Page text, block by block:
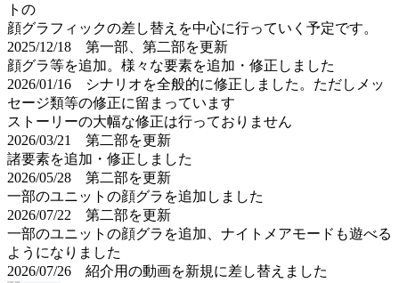
トの
顔グラフィックの差し替えを中心に行っていく予定です。
2025/12/18 第一部、第二部を更新
顔グラ等を追加。様々な要素を追加・修正しました
2026/01/16 シナリオを全般的に修正しました。ただしメッ
セージ類等の修正に留まっています
ストーリーの大幅な修正は行っておりません
2026/03/21 第二部を更新
諸要素を追加・修正しました
2026/05/28 第二部を更新
一部のユニットの顔グラを追加しました
2026/07/22 第二部を更新
一部のユニットの顔グラを追加、ナイトメアモードも遊べる
ようになりました
2026/07/26 紹介用の動画を新規に差し替えました